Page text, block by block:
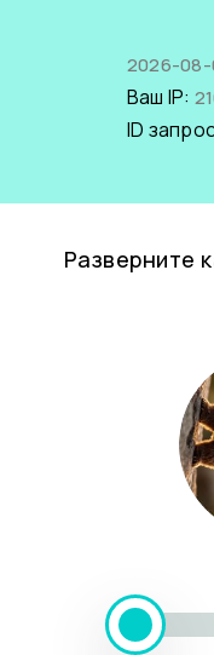
2026-08-
Ваш IP:
ID
Разверните